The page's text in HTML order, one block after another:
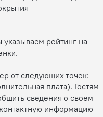
рейтинг на
от следующих точек:
плата). Гостям
сведения о своем
информацию